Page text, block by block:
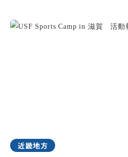
近畿地方